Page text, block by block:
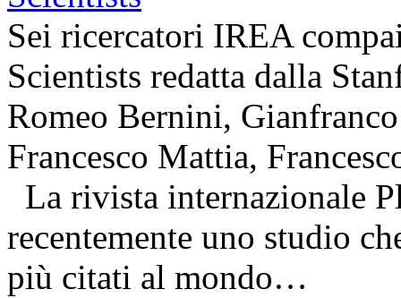
Sei ricercatori IREA
Scientists redatta dalla
Romeo Bernini,
Francesco Mattia,
La rivista internazionale
recentemente uno studio
più citati al mondo…